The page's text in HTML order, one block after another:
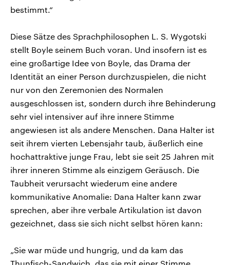
bestimmt.“
Diese Sätze des Sprachphilosophen L. S. Wygotski
stellt Boyle seinem Buch voran. Und insofern ist es
eine großartige Idee von Boyle, das Drama der
Identität an einer Person durchzuspielen, die nicht
nur von den Zeremonien des Normalen
ausgeschlossen ist, sondern durch ihre Behinderung
sehr viel intensiver auf ihre innere Stimme
angewiesen ist als andere Menschen. Dana Halter ist
seit ihrem vierten Lebensjahr taub, äußerlich eine
hochattraktive junge Frau, lebt sie seit 25 Jahren mit
ihrer inneren Stimme als einzigem Geräusch. Die
Taubheit verursacht wiederum eine andere
kommunikative Anomalie: Dana Halter kann zwar
sprechen, aber ihre verbale Artikulation ist davon
gezeichnet, dass sie sich nicht selbst hören kann:
„Sie war müde und hungrig, und da kam das